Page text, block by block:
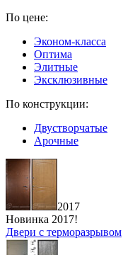
По цене:
Эконом-класса
Оптима
Элитные
Эксклюзивные
По конструкции:
Двустворчатые
Арочные
2017
Новинка 2017!
Двери с терморазрывом